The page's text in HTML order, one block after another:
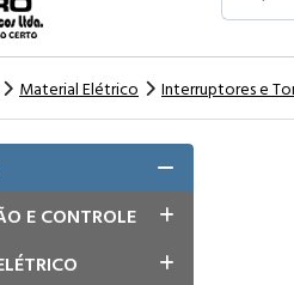
Material Elétrico Interruptores e
E CONTROLE